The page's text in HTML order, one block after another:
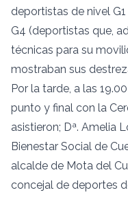
deportistas de nivel
G4 (deportistas que,
técnicas para su
mostraban sus
Por la tarde, a las
punto y final con la
asistieron; Dª. Amelia
Bienestar Social de
alcalde de Mota del
concejal de deportes